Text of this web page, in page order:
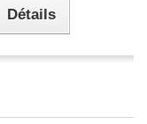
Détails